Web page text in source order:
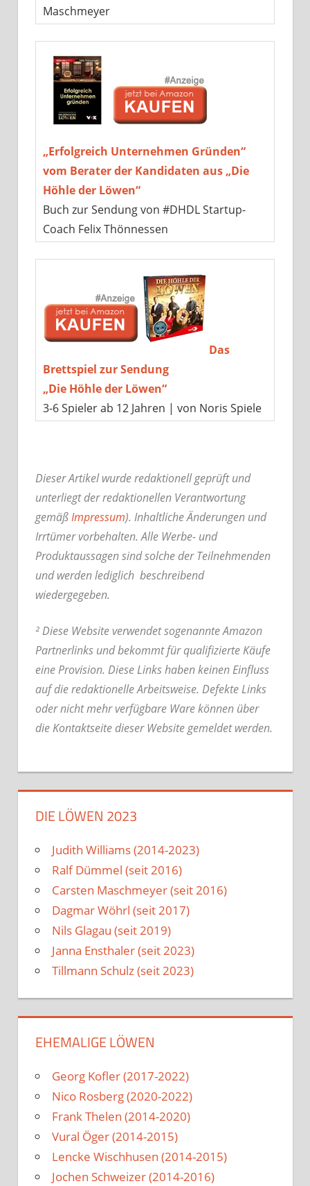
Maschmeyer
„Erfolgreich Unternehmen Gründen“
vom Berater der Kandidaten aus „Die
Höhle der Löwen“
Buch zur Sendung von #DHDL Startup-
Coach Felix Thönnessen
Das
Brettspiel zur Sendung
„Die Höhle der Löwen“
3-6 Spieler ab 12 Jahren | von Noris Spiele
Dieser Artikel wurde redaktionell geprüft und
unterliegt der redaktionellen Verantwortung
gemäßImpressum). Inhaltliche Änderungen und
Irrtümer vorbehalten. Alle Werbe- und
Produktaussagen sind solche der Teilnehmenden
und werden lediglich beschreibend
wiedergegeben.
² Diese Website verwendet sogenannte Amazon
Partnerlinks und bekommt für qualifizierte Käufe
eine Provision. Diese Links haben keinen Einfluss
auf die redaktionelle Arbeitsweise. Defekte Links
oder nicht mehr verfügbare Ware können über
die Kontaktseite dieser Website gemeldet werden.
DIE LÖWEN 2023
Judith Williams (2014-2023)
Ralf Dümmel (seit 2016)
Carsten Maschmeyer (seit 2016)
Dagmar Wöhrl (seit 2017)
Nils Glagau (seit 2019)
Janna Ensthaler (seit 2023)
Tillmann Schulz (seit 2023)
EHEMALIGE LÖWEN
Georg Kofler (2017-2022)
Nico Rosberg (2020-2022)
Frank Thelen (2014-2020)
Vural Öger (2014-2015)
Lencke Wischhusen (2014-2015)
Jochen Schweizer (2014-2016)